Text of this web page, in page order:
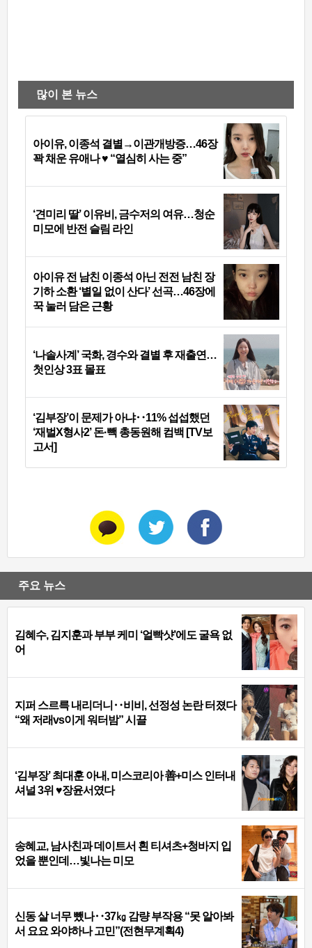
많이 본 뉴스
아이유, 이종석 결별→이관개방증…46장
꽉 채운 유애나 ♥ “열심히 사는 중”
‘견미리 딸’ 이유비, 금수저의 여유…청순
미모에 반전 슬림 라인
아이유 전 남친 이종석 아닌 전전 남친 장
기하 소환 ‘별일 없이 산다’ 선곡…46장에
꾹 눌러 담은 근황
‘나솔사계’ 국화, 경수와 결별 후 재출연…
첫인상 3표 몰표
‘김부장’이 문제가 아냐‥11% 섭섭했던
‘재벌X형사2’ 돈·빽 총동원해 컴백 [TV보
고서]
주요 뉴스
김혜수, 김지훈과 부부 케미 ‘얼빡샷’에도 굴욕 없
어
지퍼 스르륵 내리더니‥비비, 선정성 논란 터졌다
“왜 저래vs이게 워터밤” 시끌
‘김부장’ 최대훈 아내, 미스코리아 善+미스 인터내
셔널 3위 ♥장윤서였다
송혜교, 남사친과 데이트서 흰 티셔츠+청바지 입
었을 뿐인데…빛나는 미모
신동 살 너무 뺐나‥37㎏ 감량 부작용 “못 알아봐
서 요요 와야하나 고민”(전현무계획4)